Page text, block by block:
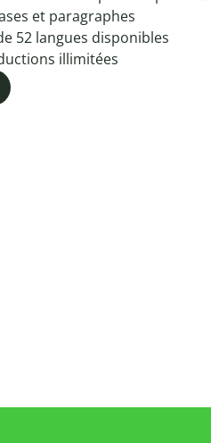
et paragraphes
52 langues disponibles
illimitées